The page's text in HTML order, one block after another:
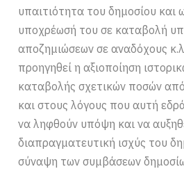
υπαιτιότητα του δημοσίου και
υποχρέωσή του σε καταβολή
αποζημιώσεων σε αναδόχους
προηγηθεί η αξιοποίηση
καταβολής σχετικών ποσών
και στους λόγους που αυτή
να ληφθούν υπόψη και να
διαπραγματευτική ισχύς του
σύναψη των συμβάσεων